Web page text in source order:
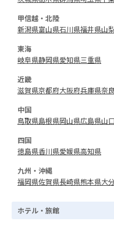
甲信越・北陸
新潟県富山県石川県福井県山
東海
岐阜県静岡県愛知県三重県
近畿
滋賀県京都府大阪府兵庫県奈
中国
鳥取県島根県岡山県広島県山
四国
徳島県香川県愛媛県高知県
九州・沖縄
福岡県佐賀県長崎県熊本県大
ホテル・旅館